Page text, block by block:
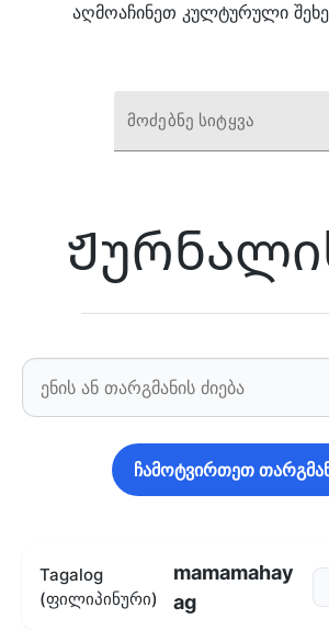
აღმოაჩინეთ კულტურული
მოძებნე სიტყვა
ჩამოტვირთეთ
Tagalog
(ფილიპინური)
mamamahay
ag